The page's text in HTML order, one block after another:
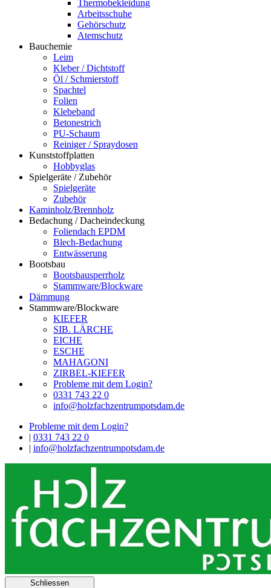
Thermobekleidung
Arbeitsschuhe
Gehörschutz
Atemschutz
Bauchemie
Leim
Kleber / Dichtstoff
Öl / Schmierstoff
Spachtel
Folien
Klebeband
Betonestrich
PU-Schaum
Reiniger / Spraydosen
Kunststoffplatten
Hobbyglas
Spielgeräte / Zubehör
Spielgeräte
Zubehör
Kaminholz/Brennholz
Bedachung / Dacheindeckung
Foliendach EPDM
Blech-Bedachung
Entwässerung
Bootsbau
Bootsbausperrholz
Stammware/Blockware
Dämmung
Stammware/Blockware
KIEFER
SIB. LÄRCHE
EICHE
ESCHE
MAHAGONI
ZIRBEL-KIEFER
Probleme mit dem Login?
0331 743 22 0
info@holzfachzentrumpotsdam.de
Probleme mit dem Login?
| 0331 743 22 0
| info@holzfachzentrumpotsdam.de
Schliessen